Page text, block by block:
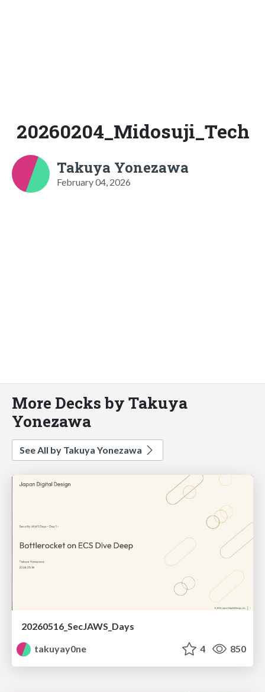
20260204_Midosuji_Tech
Takuya Yonezawa
February 04, 2026
More Decks by Takuya
Yonezawa
See All by Takuya Yonezawa
20260516_SecJAWS_Days
takuyay0ne
4 850